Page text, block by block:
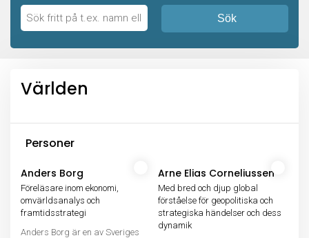
Sök
Världen
Personer
Anders Borg
Föreläsare inom ekonomi,
omvärldsanalys och
framtidsstrategi
Anders Borg är en av Sveriges
Arne Elias Corneliussen
Med bred och djup global
förståelse för geopolitiska och
strategiska händelser och dess
dynamik